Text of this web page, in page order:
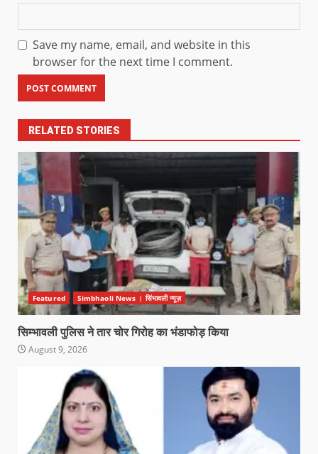
Save my name, email, and website in this
browser for the next time I comment.
RELATED STORIES
Featured Simbhaoli News । सिंभावली न्यूज़
सिम्भावली पुलिस ने तार चोर गिरोह का भंडाफोड़ किया
August 9, 2026